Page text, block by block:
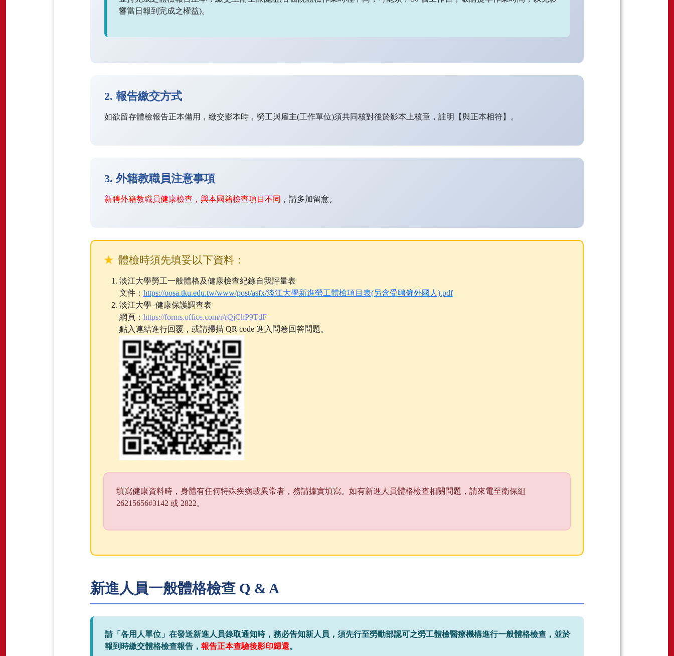
響當日報到完成之權益)。
2. 報告繳交方式
如欲留存體檢報告正本備用，繳交影本時，勞工與雇主(工作單位)須共同核對後於影本上核章，註明【與正本相符】。
3. 外籍教職員注意事項
新聘外籍教職員健康檢查，與本國籍檢查項目不同 ，請多加留意。
體檢時須先填妥以下資料：
淡江大學勞工一般體格及健康檢查紀錄自我評量表
文件： https://oosa.tku.edu.tw/www/post/asfx/淡江大學新進勞工體檢項目表(另含受聘僱外國人).pdf
淡江大學–健康保護調查表
網頁： https://forms.office.com/r/rQjChP9TdF
點入連結進行回覆，或請掃描 QR code 進入問卷回答問題。
填寫健康資料時，身體有任何特殊疾病或異常者，務請據實填寫。如有新進人員體格檢查相關問題，請來電至衛保組
26215656#3142 或 2822。
新進人員一般體格檢查 Q & A
請「各用人單位」在發送新進人員錄取通知時，務必告知新人員，須先行至勞動部認可之勞工體檢醫療機構進行一般體格檢查，並於
報到時繳交體格檢查報告， 報告正本查驗後影印歸還。